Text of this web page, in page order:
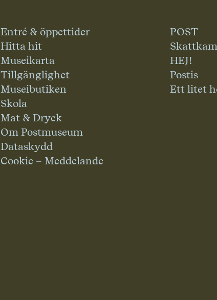
Entré & öppettider
Hitta hit
Museikarta
Tillgänglighet
Museibutiken
Skola
Mat & Dryck
Om Postmuseum
Dataskydd
Cookie – Meddelande
POST
HEJ!
Postis
Ett litet